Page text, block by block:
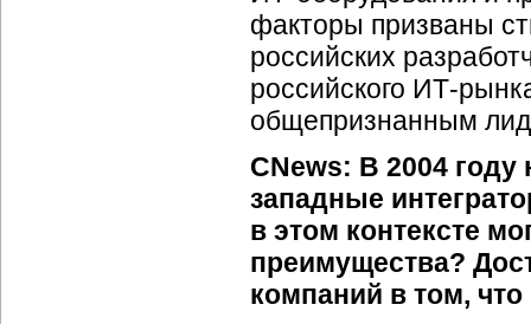
факторы призваны
российских
российского ИТ-
общепризнанным
CNews: В 2004
западные
в этом контексте
преимущества?
компаний в том, что